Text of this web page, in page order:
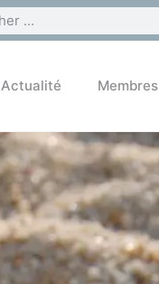
Actualité Membres